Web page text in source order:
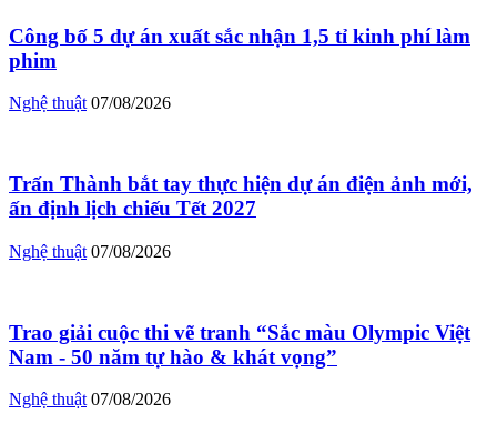
Công bố 5 dự án xuất sắc nhận 1,5 tỉ kinh phí làm
phim
Nghệ thuật 07/08/2026
Trấn Thành bắt tay thực hiện dự án điện ảnh mới,
ấn định lịch chiếu Tết 2027
Nghệ thuật 07/08/2026
Trao giải cuộc thi vẽ tranh “Sắc màu Olympic Việt
Nam - 50 năm tự hào & khát vọng”
Nghệ thuật 07/08/2026